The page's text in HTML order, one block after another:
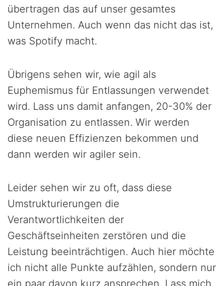
übertragen das auf unser gesamtes
Unternehmen. Auch wenn das nicht das ist,
was Spotify macht.
Übrigens sehen wir, wie agil als
Euphemismus für Entlassungen verwendet
wird. Lass uns damit anfangen, 20-30% der
Organisation zu entlassen. Wir werden
diese neuen Effizienzen bekommen und
dann werden wir agiler sein.
Leider sehen wir zu oft, dass diese
Umstrukturierungen die
Verantwortlichkeiten der
Geschäftseinheiten zerstören und die
Leistung beeinträchtigen. Auch hier möchte
ich nicht alle Punkte aufzählen, sondern nur